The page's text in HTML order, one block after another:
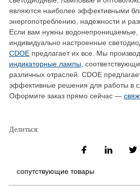
являются наиболее эффективными
энергопотреблению, надежности и
Если вам нужны водонепроницаемые,
индивидуально настроенные
CDOEпредлагает их все. Мы
индикаторные лампы,
различных отраслей. CDOE
эффективные решения для работы в
Оформите заказ прямо сейчас —
Делиться:
сопутствующие товары